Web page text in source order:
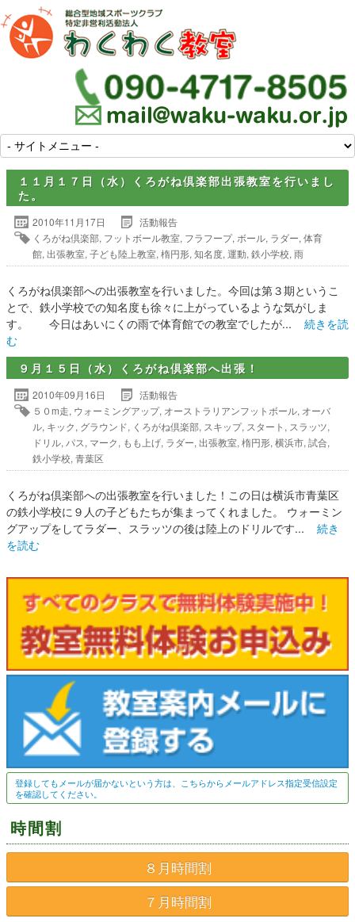
１１月１７日（水）くろがね倶楽部出張教室を行いまし
た。
2010年11月17日
活動報告
くろがね倶楽部, フットボール教室, フラフープ, ボール, ラダー, 体育
館, 出張教室, 子ども陸上教室, 楕円形, 知名度, 運動, 鉄小学校, 雨
くろがね倶楽部への出張教室を行いました。今回は第３期というこ
とで、鉄小学校での知名度も徐々に上がっているような気がしま
す。 今日はあいにくの雨で体育館での教室でしたが... 続きを読
む
９月１５日（水）くろがね倶楽部へ出張！
2010年09月16日
活動報告
５０m走, ウォーミングアップ, オーストラリアンフットボール, オーバ
ル, キック, グラウンド, くろがね倶楽部, スキップ, スタート , スラッツ,
ドリル, パス, マーク, もも上げ, ラダー, 出張教室, 楕円形, 横浜市, 試合,
鉄小学校, 青葉区
くろがね倶楽部への出張教室を行いました！この日は横浜市青葉区
の鉄小学校に９人の子どもたちが集まってくれました。 ウォーミン
グアップをしてラダー、スラッツの後は陸上のドリルです... 続き
を読む
登録してもメールが届かないという方は、こちらからメールアドレス指定受信設定
を確認してください。
時間割
８月時間割
７月時間割